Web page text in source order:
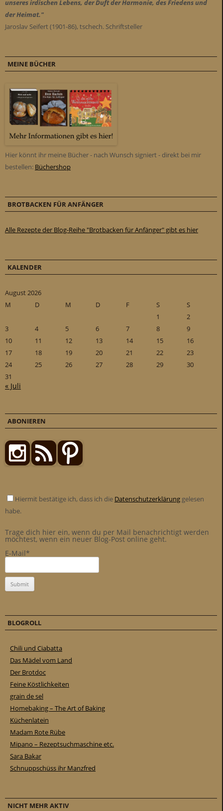
unseres irdischen Lebens, der Duft der Harmonie, des Friedens und
der Heimat."
Jaroslav Seifert (1901-86), tschech. Schriftsteller
MEINE BÜCHER
Hier könnt ihr meine Bücher - nach Wunsch signiert - direkt bei mir
bestellen: Büchershop
BROTBACKEN FÜR ANFÄNGER
Alle Rezepte der Blog-Reihe "Brotbacken für Anfänger" gibt es hier
KALENDER
August 2026
M
D M D F S
S
1
2
3
4 5 6 7 8
9
10
11 12 13 14 15
16
17
18 19 20 21 22
23
24
25 26 27 28 29
30
31
« Juli
ABONIEREN
Hiermit bestätige ich, dass ich die Datenschutzerklärung gelesen
habe.
Trage dich hier ein, wenn du per Mail benachrichtigt werden
möchtest, wenn ein neuer Blog-Post online geht.
E-Mail*
BLOGROLL
Chili und Ciabatta
Das Mädel vom Land
Der Brotdoc
Feine Köstlichkeiten
grain de sel
Homebaking – The Art of Baking
Küchenlatein
Madam Rote Rübe
Mipano – Rezeptsuchmaschine etc.
Sara Bakar
Schnuppschüss ihr Manzfred
NICHT MEHR AKTIV